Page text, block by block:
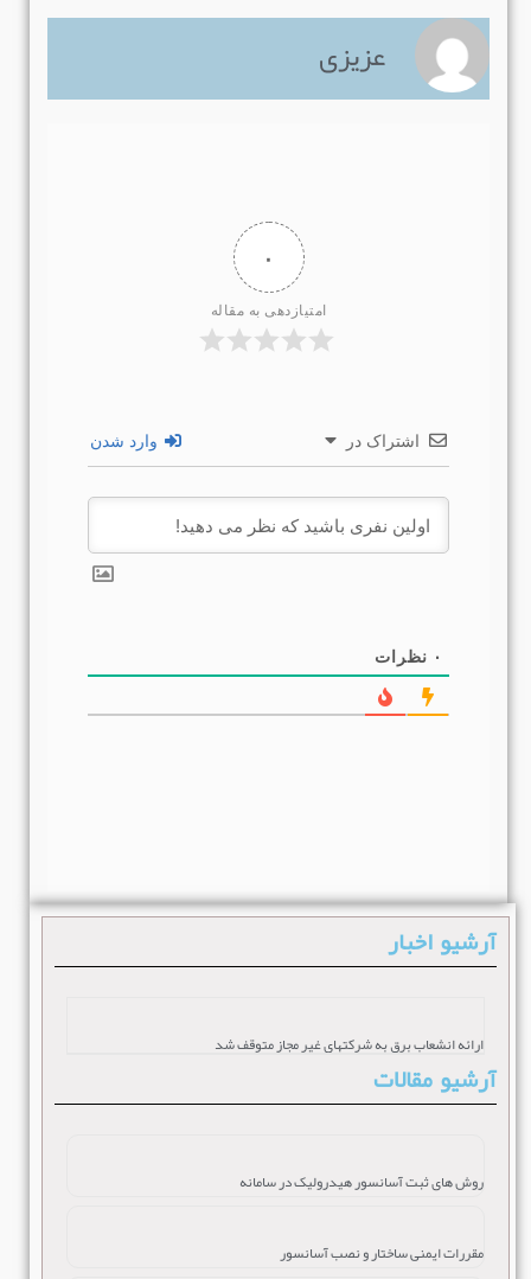
عزیزی
۰
امتیازدهی به مقاله
اشتراک در وارد شدن
نظرات
آرشیو اخبار
ارائه انشعاب برق به شرکتهای غیر مجاز متوقف شد
آرشیو مقالات
روش های ثبت آسانسور هیدرولیک در سامانه
مقررات ایمنی ساختار و نصب آسانسور